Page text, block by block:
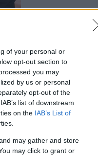
of your personal or
opt-out section to
you may
by us or personal
opt-out of the
list of downstream
on the IAB’s List of
may gather and store
may click to grant or